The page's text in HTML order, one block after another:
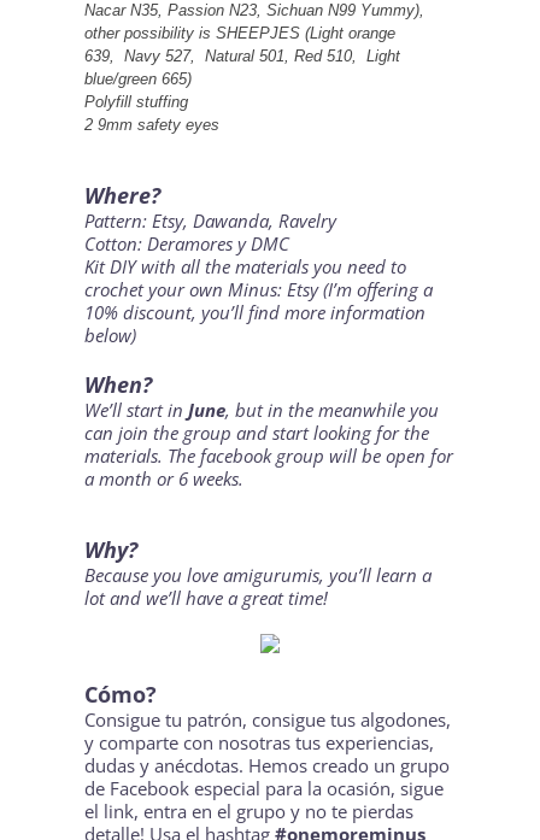
Nacar N35, Passion N23, Sichuan N99 Yummy),
other possibility is SHEEPJES (Light orange
639,
Navy 527, Natural 501,Red 510,
Light
blue/green 665)
Polyfill stuffing
2 9mm safety eyes
Where?
Pattern:Etsy,Dawanda,Ravelry
Cotton:DeramoresyDMC
Kit DIY with all the materials you need to
crochet your own Minus:Etsy(I’m offering a
10% discount, you’ll find more information
below)
When?
We’ll start inJune, but in the meanwhile you
can join the group and start looking for the
materials. The facebook group will be open for
a month or 6 weeks.
Why?
Because you love amigurumis, you’ll learn a
lot and we’ll have a great time!
Cómo?
Consigue tu patrón, consigue tus algodones,
y comparte con nosotras tus experiencias,
dudas y anécdotas. Hemos creado un grupo
de Facebookespecial para la ocasión, sigue
el link, entra en el grupo y no te pierdas
detalle! Usa el hashtag#onemoreminus